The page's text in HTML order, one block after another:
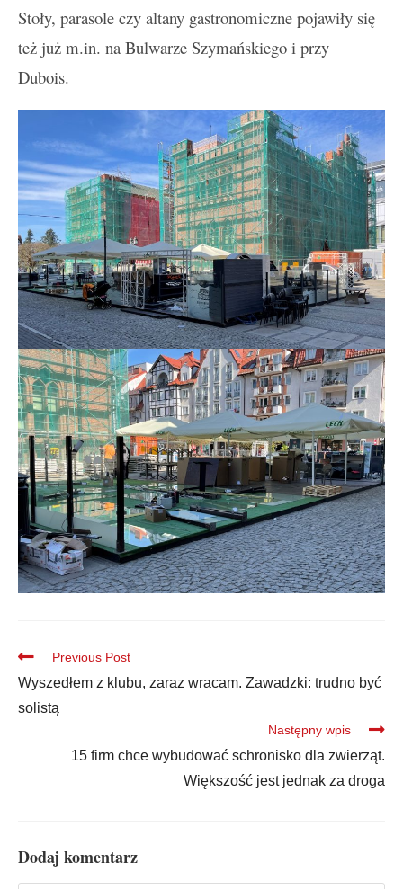
Stoły, parasole czy altany gastronomiczne pojawiły się
też już m.in. na Bulwarze Szymańskiego i przy
Dubois.
Previous Post
Wyszedłem z klubu, zaraz wracam. Zawadzki: trudno być
solistą
Następny wpis
15 firm chce wybudować schronisko dla zwierząt.
Większość jest jednak za droga
Dodaj komentarz